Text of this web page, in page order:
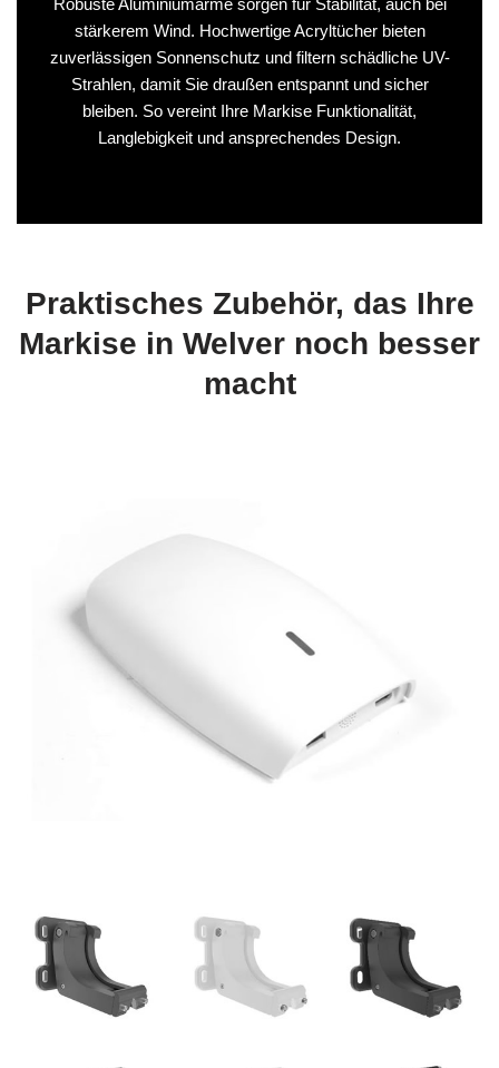
stärkerem Wind. Hochwertige Acryltücher bieten
zuverlässigen Sonnenschutz und filtern schädliche UV-
Strahlen, damit Sie draußen entspannt und sicher
bleiben. So vereint Ihre Markise Funktionalität,
Langlebigkeit und ansprechendes Design.
Praktisches Zubehör, das Ihre
Markise in Welver noch besser
macht